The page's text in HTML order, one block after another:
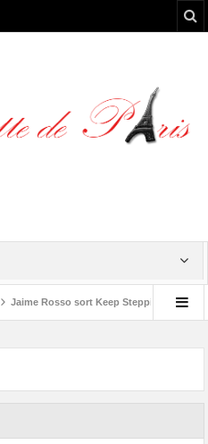
Jaime Rosso sort Keep Stepping, son